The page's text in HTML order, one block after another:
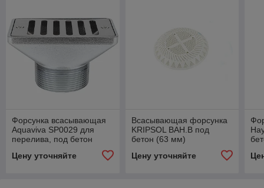
Форсунка всасывающая
Aquaviva SP0029 для
перелива, под бетон
Цену уточняйте
Всасывающая форсунка
KRIPSOL BAH.B под
бетон (63 мм)
Цену уточняйте